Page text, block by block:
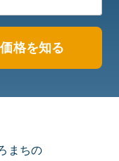
格を知る
まちの